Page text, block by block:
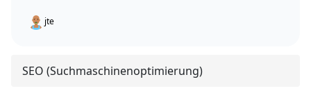
jte
SEO (Suchmaschinenoptimierung)